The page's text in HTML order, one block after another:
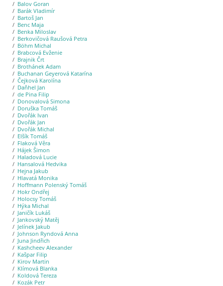
Balov Goran
Barák Vladimír
Bartoš Jan
Benc Maja
Benka Miloslav
Berkovičová Raušová Petra
Böhm Michal
Brabcová Evženie
Brajnik Črt
Brothánek Adam
Buchanan Geyerová Katarína
Čejková Karolína
Daňhel Jan
de Pina Filip
Donovalová Simona
Doruška Tomáš
Dvořák Ivan
Dvořák Jan
Dvořák Michal
Elšík Tomáš
Flaková Věra
Hájek Šimon
Haladová Lucie
Hansalová Hedvika
Hejna Jakub
Hlavatá Monika
Hoffmann Polenský Tomáš
Hokr Ondřej
Holocsy Tomáš
Hýka Michal
Janičík Lukáš
Jankovský Matěj
Jelínek Jakub
Johnson Ryndová Anna
Juna Jindřich
Kashcheev Alexander
Kašpar Filip
Kirov Martin
Klímová Blanka
Koldová Tereza
Kozák Petr